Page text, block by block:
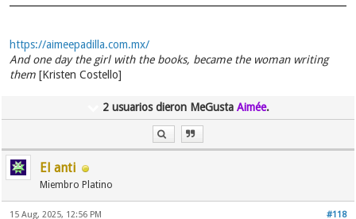
https://aimeepadilla.com.mx/
And one day the girl with the books, became the woman writing
them[Kristen Costello]
2 usuarios dieron MeGusta Aimée.
El anti
Miembro Platino
#118
15 Aug, 2025, 12:56 PM